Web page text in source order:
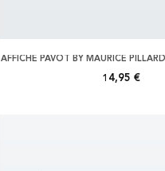
AFFICHE PAVOT BY MAURICE
14,95 €